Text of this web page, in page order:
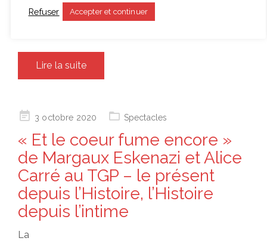
résultat est une tentative pour bâtir un monument
Lire la suite
Posted3 octobre 2020 Spectacles
« Et le coeur fume encore »
de Margaux Eskenazi et Alice
Carré au TGP – le présent
depuis l’Histoire, l’Histoire
depuis l’intime
La
Refuser Accepter et continuer